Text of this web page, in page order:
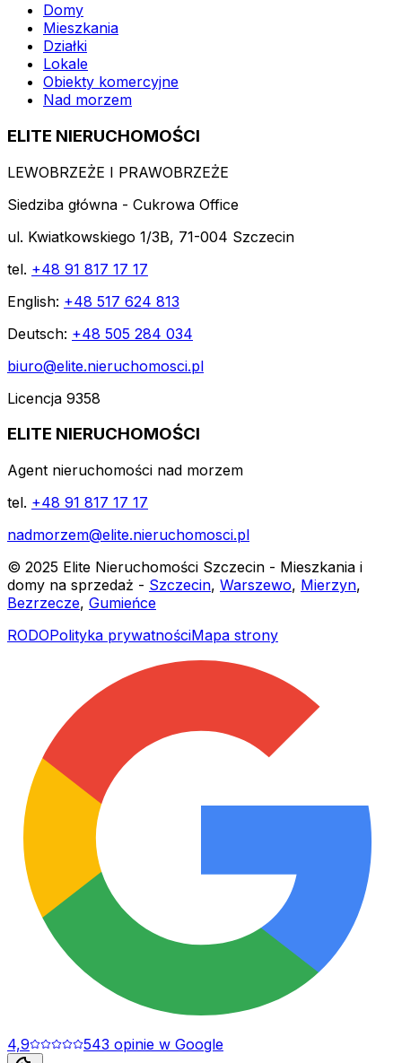
Domy
Mieszkania
Działki
Lokale
Obiekty komercyjne
Nad morzem
ELITE NIERUCHOMOŚCI
LEWOBRZEŻE I PRAWOBRZEŻE
Siedziba główna - Cukrowa Office
ul. Kwiatkowskiego 1/3B, 71-004 Szczecin
tel. +48 91 817 17 17
English: +48 517 624 813
Deutsch: +48 505 284 034
biuro@elite.nieruchomosci.pl
Licencja 9358
ELITE NIERUCHOMOŚCI
Agent nieruchomości nad morzem
tel. +48 91 817 17 17
nadmorzem@elite.nieruchomosci.pl
© 2025 Elite Nieruchomości Szczecin - Mieszkania i
domy na sprzedaż - Szczecin, Warszewo, Mierzyn,
Bezrzecze, Gumieńce
RODOPolityka prywatnościMapa strony
4,9 543 opinie w Google